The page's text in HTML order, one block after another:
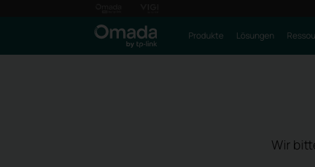
Produkte Lösungen
Wir